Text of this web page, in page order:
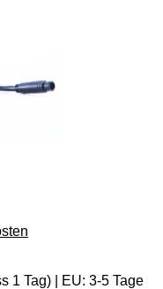
1 Tag) | EU: 3-5 Tage